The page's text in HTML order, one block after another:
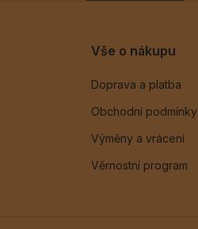
Vše o nákupu
Doprava a platba
Obchodní podmínky
Výměny a vrácení
Věrnostní program